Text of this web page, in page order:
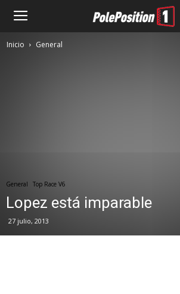
Inicio General
General Top Race V6
Lopez está imparable
27 julio, 2013